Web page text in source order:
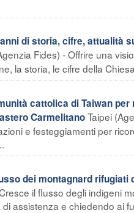
di storia, cifre, attualità
Fides) - Offrire una
la storia, le cifre della
cattolica di Taiwan
CarmelitanoTaipei
e festeggiamenti per
dei montagnard rifugiati
il flusso degli indigeni
assistenza e chiedendo ai